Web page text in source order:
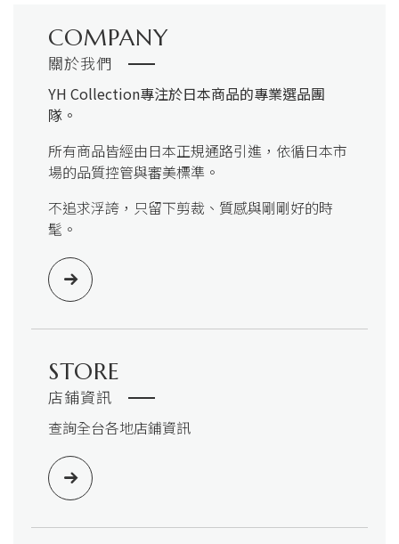
COMPANY
關於我們
YH Collection專注於日本商品的專業選品團
隊。
所有商品皆經由日本正規通路引進，依循日本市
場的品質控管與審美標準。
不追求浮誇，只留下剪裁、質感與剛剛好的時
髦。
STORE
店鋪資訊
查詢全台各地店鋪資訊